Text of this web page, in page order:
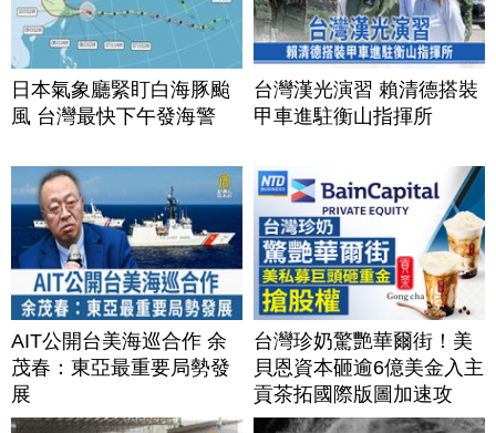
日本氣象廳緊盯白海豚颱
風 台灣最快下午發海警
台灣漢光演習 賴清德搭裝
甲車進駐衡山指揮所
AIT公開台美海巡合作 余
茂春：東亞最重要局勢發
展
台灣珍奶驚艷華爾街！美
貝恩資本砸逾6億美金入主
貢茶拓國際版圖加速攻
美？｜#財經新聞｜